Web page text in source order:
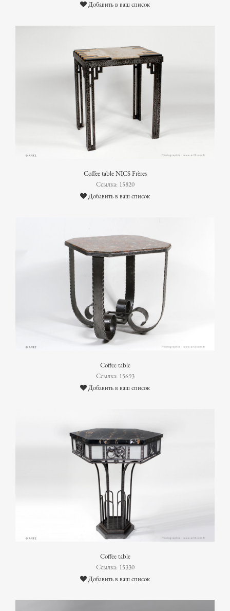
Добавить в ваш список
Coffee table NICS Frères
Ссылка: 15820
Добавить в ваш список
Coffee table
Ссылка: 15693
Добавить в ваш список
Coffee table
Ссылка: 15330
Добавить в ваш список